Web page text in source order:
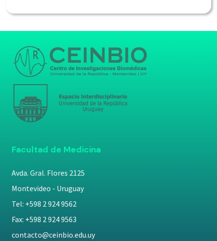
Facultad de Medicina
Avda. Gral. Flores 2125
Montevideo - Uruguay
Tel: +598 2 924 9562
Fax: +598 2 924 9563
contacto@ceinbio.edu.uy